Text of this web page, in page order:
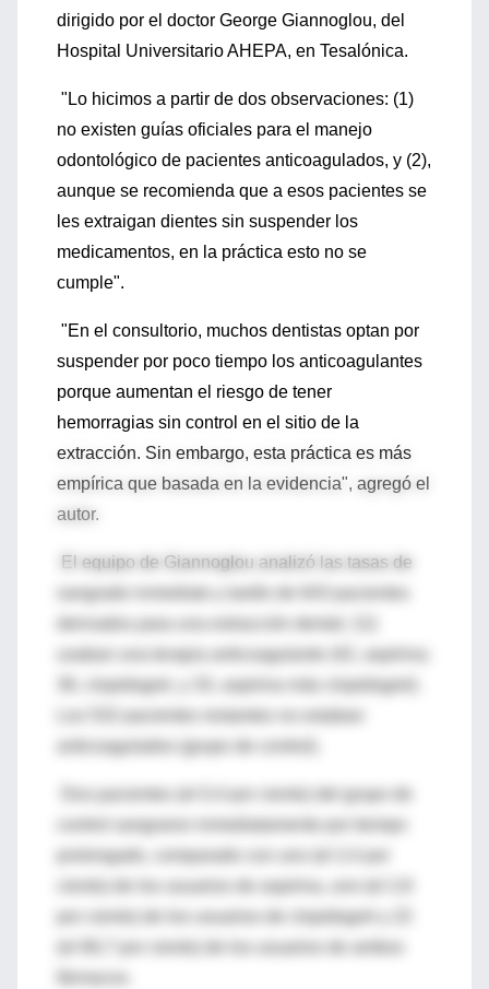
dirigido por el doctor George Giannoglou, del
Hospital Universitario AHEPA, en Tesalónica.
"Lo hicimos a partir de dos observaciones: (1)
no existen guías oficiales para el manejo
odontológico de pacientes anticoagulados, y (2),
aunque se recomienda que a esos pacientes se
les extraigan dientes sin suspender los
medicamentos, en la práctica esto no se
cumple".
"En el consultorio, muchos dentistas optan por
suspender por poco tiempo los anticoagulantes
porque aumentan el riesgo de tener
hemorragias sin control en el sitio de la
extracción. Sin embargo, esta práctica es más
empírica que basada en la evidencia", agregó el
autor.
El equipo de Giannoglou analizó las tasas de
sangrado inmediato y tardío de 643 pacientes
usaban una terapia anticoagulante (42, aspirina;
36, clopidogrel, y 33, aspirina más clopidogrel).
anticoagulados (grupo de control).
Dos pacientes (el 0,4 por ciento) del grupo de
control sangraron inmediatamente por tiempo
prolongado, comparado con uno (el 2,4 por
por ciento) de los usuarios de clopidogrel y 22